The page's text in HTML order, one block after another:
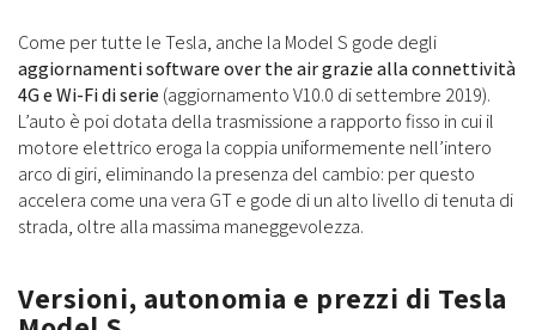
Come per tutte le Tesla, anche la Model S gode degli
aggiornamenti software over the air grazie alla connettività
4G e Wi-Fi di serie(aggiornamento V10.0 di settembre 2019).
L’auto è poi dotata della trasmissione a rapporto fisso in cui il
motore elettrico eroga la coppia uniformemente nell’intero
arco di giri, eliminando la presenza del cambio: per questo
accelera come una vera GT e gode di un alto livello di tenuta di
strada, oltre alla massima maneggevolezza.
Versioni, autonomia e prezzi di Tesla